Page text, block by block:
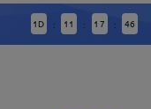
1 D : 11 : 17 : 45